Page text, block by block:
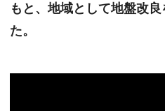
もと、地域として地盤改
た。